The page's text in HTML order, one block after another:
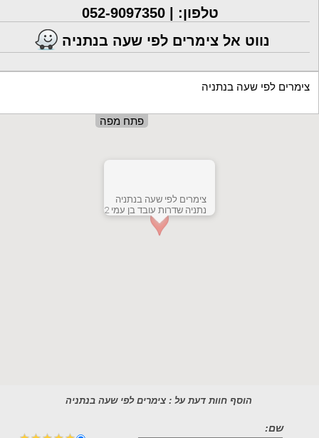
טלפון: | 052-9097350
נווט אל צימרים לפי שעה בנתניה
צימרים לפי שעה בנתניה
פתח מפה
צימרים לפי שעה בנתניה
נתניה שדרות עובד בן עמי 2
הוסף חוות דעת על : צימרים לפי שעה בנתניה
שם: